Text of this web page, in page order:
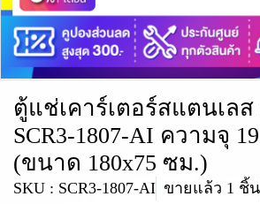
ตู้แช่เคาร์เตอร์สแตนเลส
SCR3-1807-AI ความจุ
(ขนาด 180x75 ซม.)
SKU : SCR3-1807-AI ขายแล้ว 1 ชิ้น